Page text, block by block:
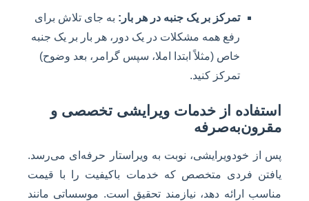
تمرکز بر یک جنبه در هر بار: به جای تلاش برای
رفع همه مشکلات در یک دور، هر بار بر یک جنبه
خاص (مثلاً ابتدا املا، سپس گرامر، بعد وضوح)
تمرکز کنید.
استفاده از خدمات ویرایشی تخصصی و
مقرون‌به‌صرفه
پس از خودویرایشی، نوبت به ویراستار حرفه‌ای می‌رسد.
یافتن فردی متخصص که خدمات باکیفیت را با قیمت
مناسب ارائه دهد، نیازمند تحقیق است. موسساتی مانند